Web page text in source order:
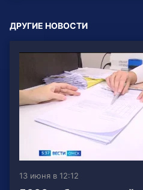
ДРУГИЕ НОВОСТИ
13 июня в 12:12